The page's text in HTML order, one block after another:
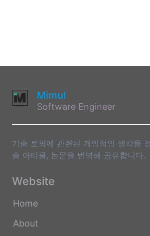
Mimul
Software Engineer
기술 토픽에 관련된 개인적인 생각을
술 아티클, 논문을 번역해 공유합니다.
Website
Home
About